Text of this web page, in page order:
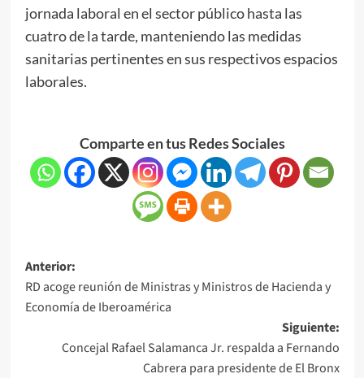
jornada laboral en el sector público hasta las
cuatro de la tarde, manteniendo las medidas
sanitarias pertinentes en sus respectivos espacios
laborales.
Comparte en tus Redes Sociales
Anterior:
RD acoge reunión de Ministras y Ministros de Hacienda y
Economía de Iberoamérica
Siguiente:
Concejal Rafael Salamanca Jr. respalda a Fernando
Cabrera para presidente de El Bronx